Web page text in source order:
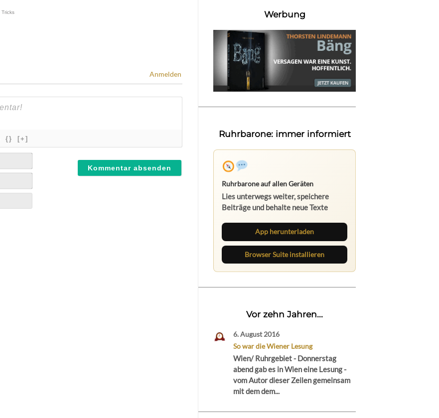
Anmelden
{} [+]
Werbung
Ruhrbarone: immer informiert
Ruhrbarone auf allen Geräten
Lies unterwegs weiter, speichere
Beiträge und behalte neue Texte
App herunterladen
Browser Suite installieren
Vor zehn Jahren...
6. August 2016
So war die Wiener Lesung
Wien/ Ruhrgebiet - Donnerstag
abend gab es in Wien eine Lesung -
vom Autor dieser Zeilen gemeinsam
mit dem dem...